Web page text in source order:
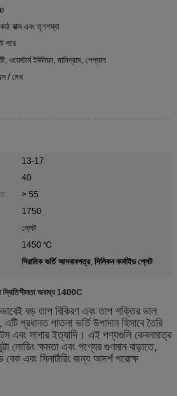
বাক্স এবং তৃণশয্যা
পরে
ওয়েস্টার্ন ইউনিয়ন, মানিগ্রাম, পেপ্যাল
/ মেথ
13-17
40
> 55
1750
প্লেট
1450 ℃
সিরামিক ভর্তি আসবাবপত্র, সিলিকন কার্বাইড প্লেট
অবাধ্য 1400C
বড় তাপ বিকিরণ এবং তাপ শক্তির ভাল
প্রধানত পাতলা ভর্তি উপাদান হিসাবে তৈরি
এবং সাগার ইত্যাদি। এই পণ্যগুলি কেবলমাত্র
লোডিং ক্ষমতা এবং পণ্যের গুণমান বাড়াতে,
এবং সিনার্টারিং জন্য আদর্শ পরোক্ষ